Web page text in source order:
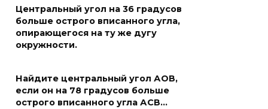
Центральный угол на 36 градусов
больше острого вписанного угла,
опирающегося на ту же дугу
окружности.
Найдите центральный угол АОВ,
если он на 78 градусов больше
острого вписанного угла АСВ…